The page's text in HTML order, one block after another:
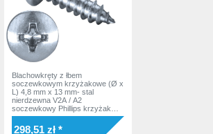
Blachowkręty z łbem
soczewkowym krzyżakowe (Ø x
L) 4,8 mm x 13 mm- stal
nierdzewna V2A / A2
soczewkowy Phillips krzyżak
Podkładka bez podkładki
DIN7981 ISO7049 Norma
298,51 zł *